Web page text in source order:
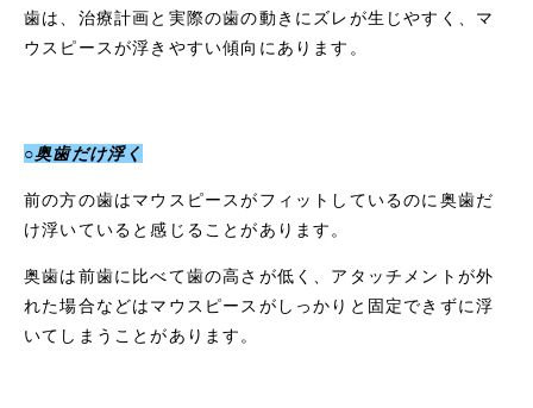
歯は、治療計画と実際の歯の動きにズレが生じやすく、マ
ウスピースが浮きやすい傾向にあります。
○奥歯だけ浮く
前の方の歯はマウスピースがフィットしているのに奥歯だ
け浮いていると感じることがあります。
奥歯は前歯に比べて歯の高さが低く、アタッチメントが外
れた場合などはマウスピースがしっかりと固定できずに浮
いてしまうことがあります。